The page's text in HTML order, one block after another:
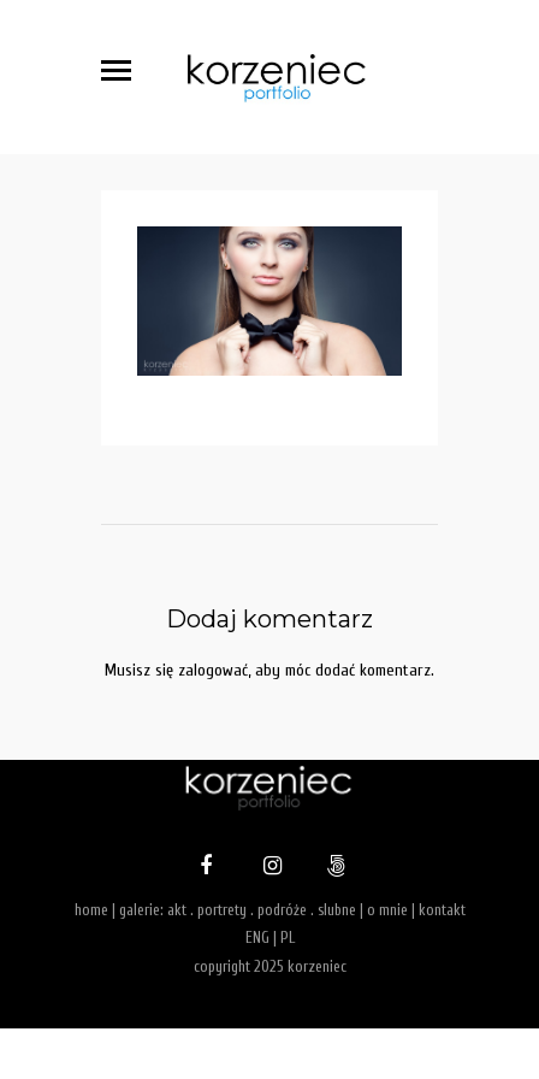
Dodaj komentarz
Musisz się zalogować, aby móc dodać komentarz.
home | galerie: akt. portrety . podróże . slubne o mnie
kontakt
ENG
PL
copyright 2025 korzeniec